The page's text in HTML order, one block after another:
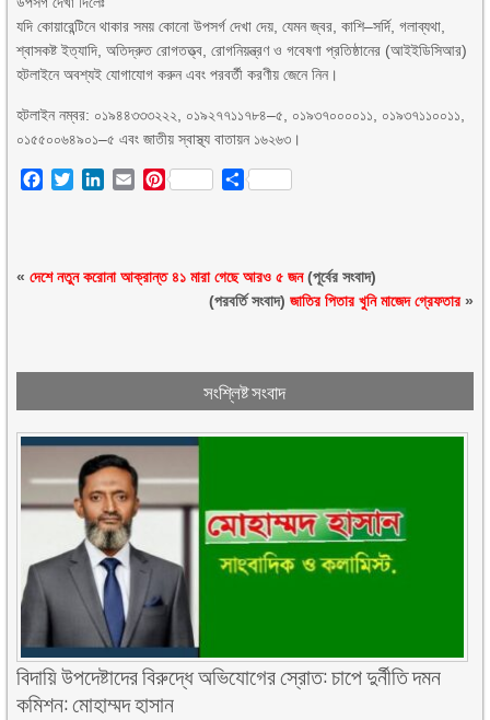
যদি কোয়ারেন্টিনে থাকার সময় কোনো উপসর্গ দেখা দেয়, যেমন জ্বর, কাশি–সর্দি, গলাব্যথা,
শ্বাসকষ্ট ইত্যাদি, অতিদ্রুত রোগতত্ত্ব, রোগনিয়ন্ত্রণ ও গবেষণা প্রতিষ্ঠানের (আইইডিসিআর)
হটলাইনে অবশ্যই যোগাযোগ করুন এবং পরবর্তী করণীয় জেনে নিন।
হটলাইন নম্বর: ০১৯৪৪৩৩৩২২২, ০১৯২৭৭১১৭৮৪–৫, ০১৯৩৭০০০০১১, ০১৯৩৭১১০০১১,
০১৫৫০০৬৪৯০১–৫ এবং জাতীয় স্বাস্থ্য বাতায়ন ১৬২৬৩।
Facebook
TwitterLinkedIn
EmailPinterest Share
«দেশে নতুন করোনা আক্রান্ত ৪১ মারা গেছে আরও ৫ জন(পূর্বের সংবাদ)
(পরবর্তি সংবাদ) জাতির পিতার খুনি মাজেদ গ্রেফতার»
সংশ্লিষ্ট সংবাদ
বিদায়ি উপদেষ্টাদের বিরুদ্ধে অভিযোগের স্রোত: চাপে দুর্নীতি দমন
কমিশন: মোহাম্মদ হাসান